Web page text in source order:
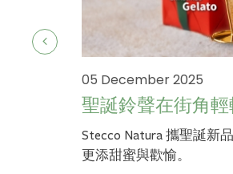
05 December 2025
聖誕鈴聲在街角輕
Stecco Natura 攜聖誕新
更添甜蜜與歡愉。